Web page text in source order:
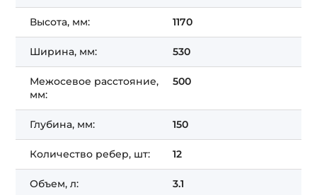
Высота, мм: 1170
Ширина, мм: 530
Межосевое расстояние,
мм:
500
Глубина, мм: 150
Количество ребер, шт: 12
Объем, л: 3.1